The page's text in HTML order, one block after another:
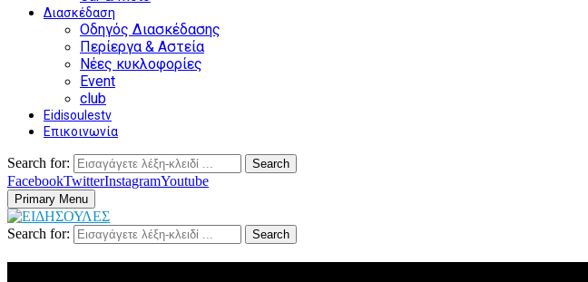
Διασκέδαση
Οδηγός Διασκέδασης
Περίεργα & Αστεία
Νέες κυκλοφορίες
Event
club
Eidisoulestv
Επικοινωνία
Search for: Search
FacebookTwitterInstagramYoutube
Primary Menu
Search for: Search